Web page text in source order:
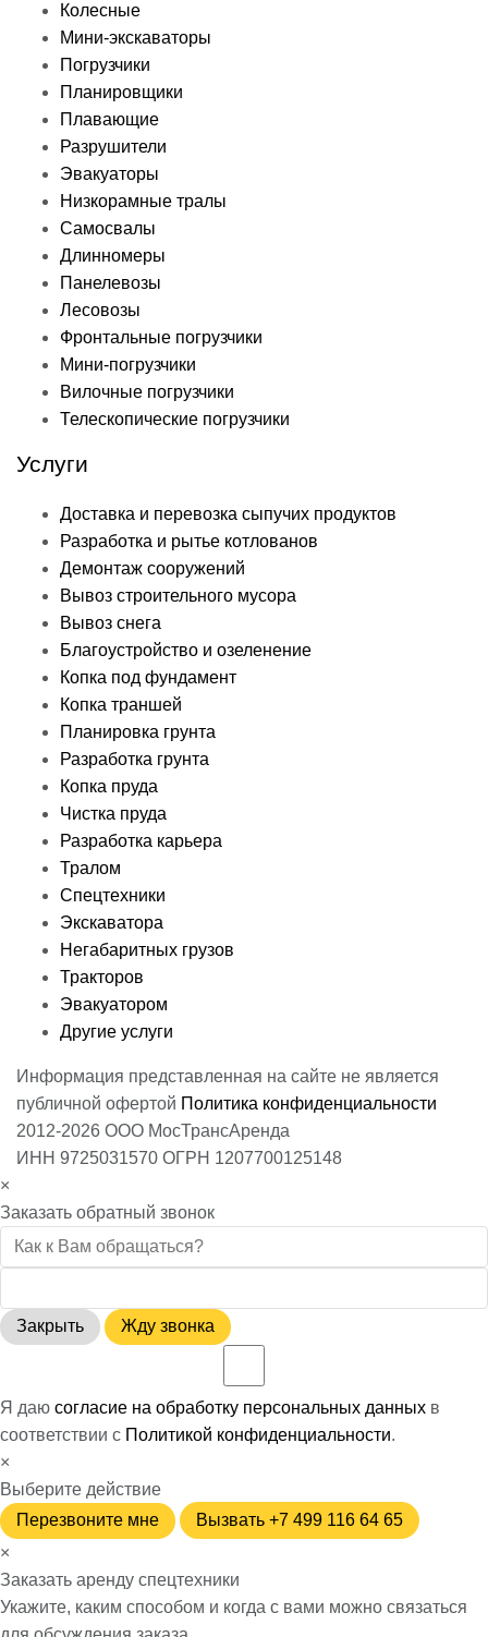
Колесные
Мини-экскаваторы
Погрузчики
Планировщики
Плавающие
Разрушители
Эвакуаторы
Низкорамные тралы
Самосвалы
Длинномеры
Панелевозы
Лесовозы
Фронтальные погрузчики
Мини-погрузчики
Вилочные погрузчики
Телескопические погрузчики
Услуги
Доставка и перевозка сыпучих продуктов
Разработка и рытье котлованов
Демонтаж сооружений
Вывоз строительного мусора
Вывоз снега
Благоустройство и озеленение
Копка под фундамент
Копка траншей
Планировка грунта
Разработка грунта
Копка пруда
Чистка пруда
Разработка карьера
Тралом
Спецтехники
Экскаватора
Негабаритных грузов
Тракторов
Эвакуатором
Другие услуги
Информация представленная на сайте не является
публичной офертой Политика конфиденциальности
2012-2026 ООО МосТрансАренда
ИНН 9725031570 ОГРН 1207700125148
×
Заказать обратный звонок
Закрыть Жду звонка
Я даю согласие на обработку персональных данных в
соответствии с Политикой конфиденциальности.
×
Выберите действие
Перезвоните мне
Вызвать +7 499 116 64 65
×
Заказать аренду спецтехники
Укажите, каким способом и когда с вами можно связаться